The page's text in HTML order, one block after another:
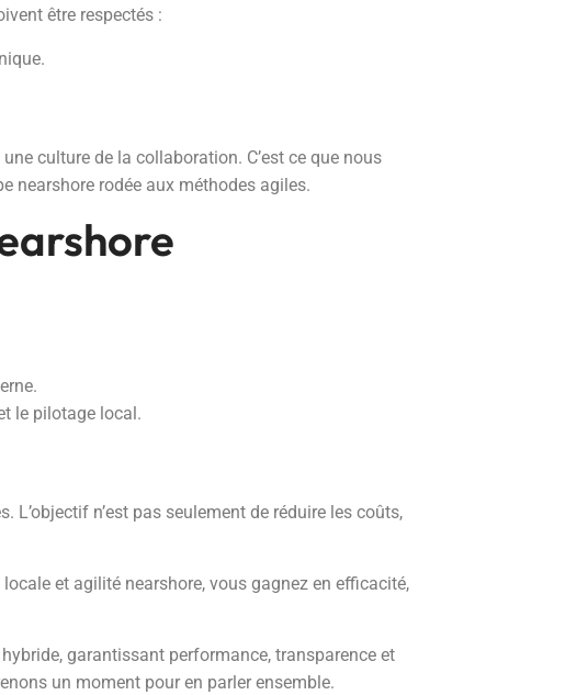
être respectés :
culture de la collaboration. C’est ce que nous
nearshore rodée aux méthodes agiles.
le pilotage local.
L’objectif n’est pas seulement de réduire les coûts,
et agilité nearshore, vous gagnez en efficacité,
garantissant performance, transparence et
un moment pour en parler ensemble.